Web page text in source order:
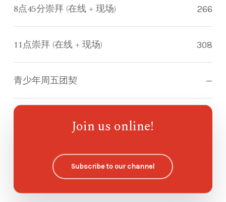
8点45分崇拜 (在线 + 现场) 266
11点崇拜 (在线 + 现场) 308
青少年周五团契 —
指南针儿童崇拜
欧哈纳主日学
Join us online!
Subscribe to our channel